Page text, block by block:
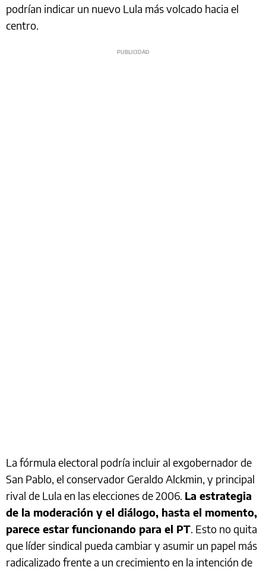
podrían indicar un nuevo Lula más volcado hacia el
centro.
La fórmula electoral podría incluir al exgobernador de
San Pablo, el conservador Geraldo Alckmin, y principal
rival de Lula en las elecciones de 2006. La estrategia
de la moderación y el diálogo, hasta el momento,
parece estar funcionando para el PT. Esto no quita
que líder sindical pueda cambiar y asumir un papel más
radicalizado frente a un crecimiento en la intención de